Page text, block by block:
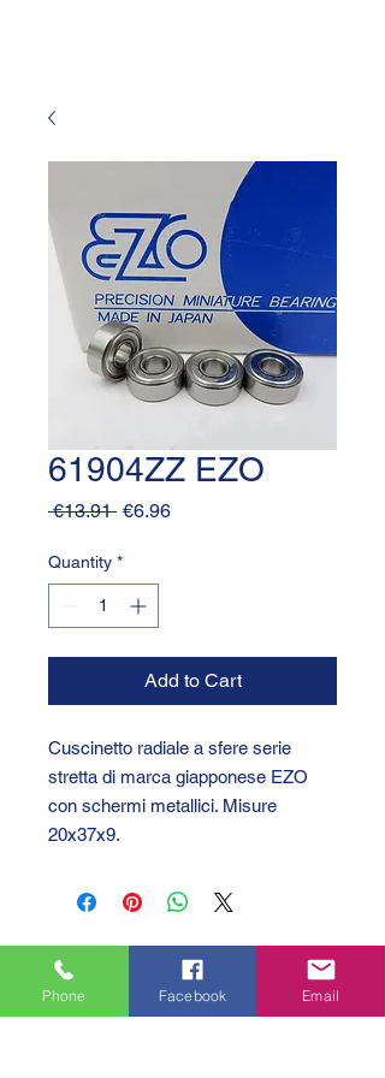
61904ZZ EZO
€13.91 Regular
€6.96Sale
Quantity *
Add to Cart
Cuscinetto radiale a sfere serie
stretta di marca giapponese EZO
con schermi metallici. Misure
20x37x9.
Phone Facebook Email